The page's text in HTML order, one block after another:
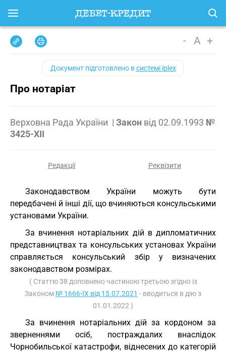
- A +
Документ підготовлено всистемі iplex
Про нотаріат
Верховна Рада України | Закон від 02.09.1993 №
3425-XII
Редакції Реквізити
Законодавством України можуть бути
передбачені й інші дії, що вчиняються консульськими
установами України.
За вчинення нотаріальних дій в дипломатичних
представництвах та консульських установах України
справляється консульський збір у визначених
законодавством розмірах.
( Статтю 38 доповнено частиною третьою згідно із
Законом № 1666-IX від 15.07.2021 - вводиться в дію з
01.01.2022 )
За вчинення нотаріальних дій за кордоном за
зверненнями осіб, постраждалих внаслідок
Чорнобильської катастрофи, віднесених до категорій